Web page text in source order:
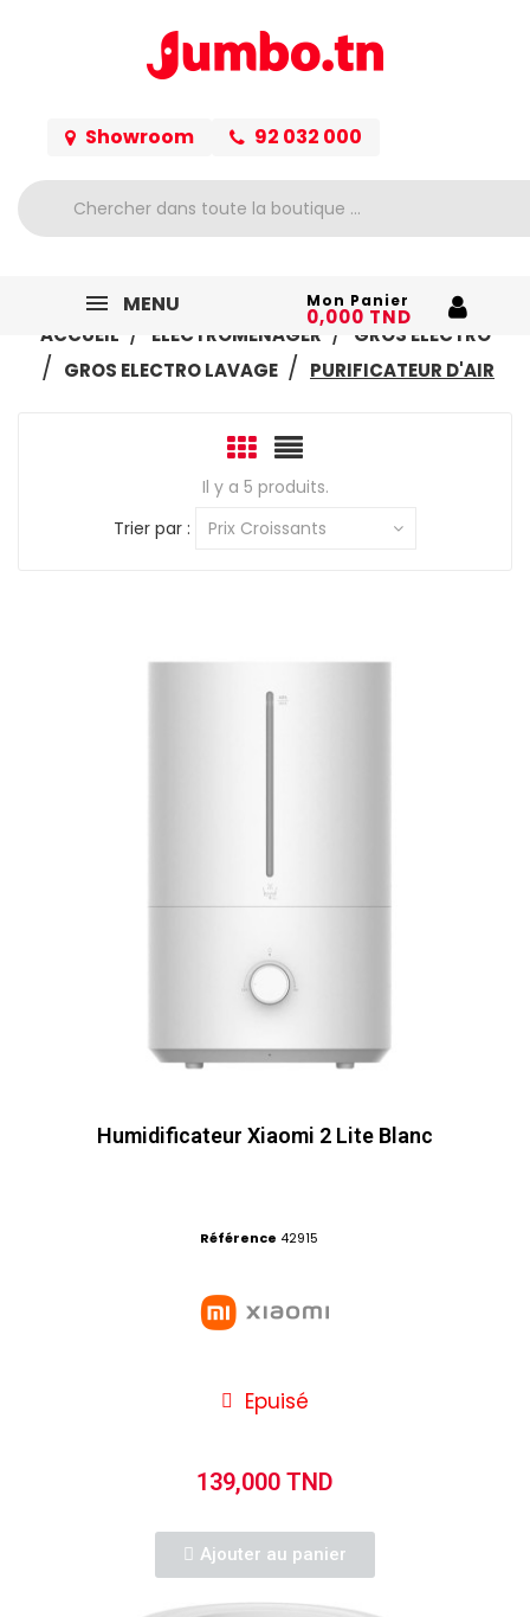
Showroom 92 032 000
MENU Mon Panier
0,000 TND
ACCUEIL ELECTROMÉNAGER
GROS ELECTRO
GROS ELECTRO LAVAGE
PURIFICATEUR D'AIR
Il y a 5 produits.
Trier par :
Prix Croissants
Humidificateur Xiaomi 2 Lite Blanc
Référence 42915
Epuisé
139,000 TND
Ajouter au panier